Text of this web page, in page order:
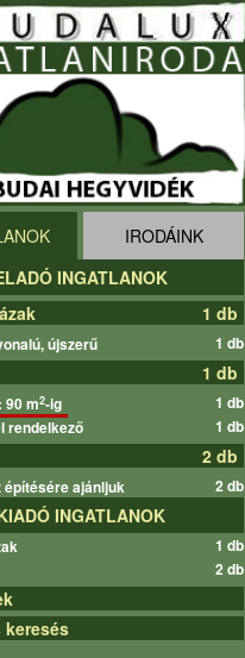
IRODÁINK
INGATLANOK
1 db
újszerű 1 db
1 db
90 m2-ig
1 db
rendelkező
1 db
2 db
építésére ajánljuk 2 db
INGATLANOK
1 db
2 db
keresés